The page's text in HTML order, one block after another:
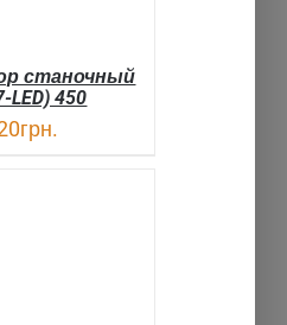
станочный
LED) 450
грн.